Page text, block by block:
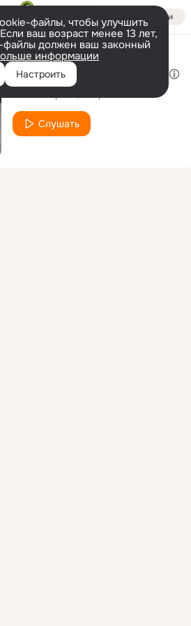
Войти
файлы, чтобы улучшить
ваш возраст менее 13 лет,
файлы должен ваш законный
информации
Настроить
Слушать